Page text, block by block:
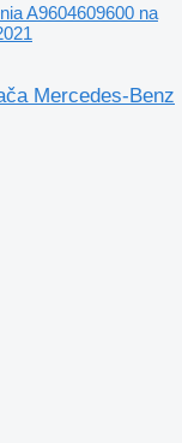
A9604609600 na
Mercedes-Benz